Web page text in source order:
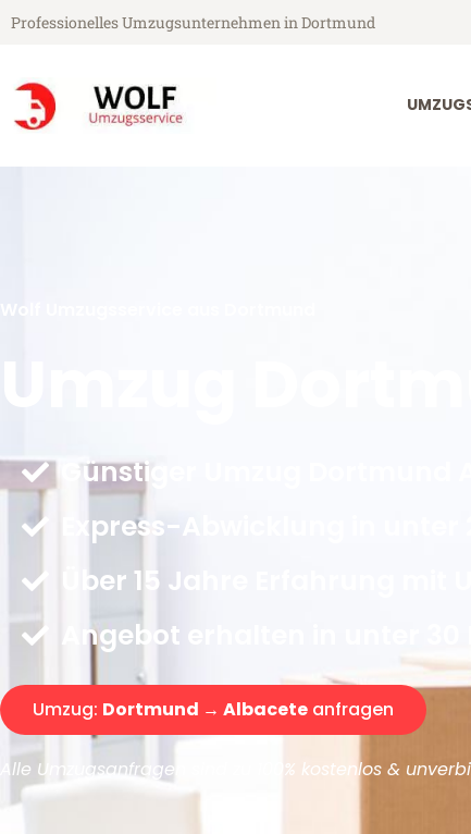
Professionelles Umzugsunternehmen in Dortmund
Umzug
Günstiger Umzug
Express-Abwicklung in unter
Über 15 Jahre Erfahrung mit
Angebot erhalten in unter 30
Umzug: Dortmund → Albacete anfragen
Alle Umzugsanfragen sind zu 100% kostenlos &